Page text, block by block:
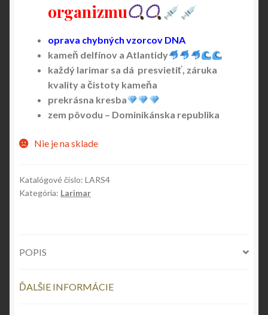
organizmu
oprava chybných vzorcov DNA
kameň delfínov a Atlantidy
každý larimar sa dá presvietiť, záruka
kvality a čistoty kameňa
prekrásna kresba
zem pôvodu – Dominikánska republika
Nie je na sklade
Katalógové číslo: LARS4
Kategória: Larimar
POPIS
ĎALŠIE INFORMÁCIE